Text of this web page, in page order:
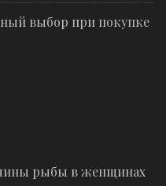
выбор при покупке
рыбы в женщинах